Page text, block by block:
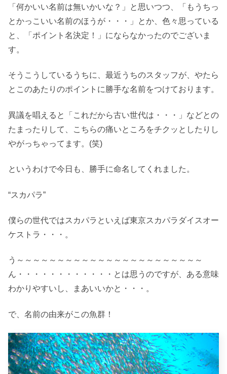
「何かいい名前は無いかいな？」と思いつつ、「もうちっ
とかっこいい名前のほうが・・・」とか、色々思っている
と、「ポイント名決定！」にならなかったのでございま
す。
そうこうしているうちに、最近うちのスタッフが、やたら
とこのあたりのポイントに勝手な名前をつけております。
異議を唱えると「これだから古い世代は・・・」などとの
たまったりして、こちらの痛いところをチクッとしたりし
やがっちゃってます。(笑)
というわけで今日も、勝手に命名してくれました。
“スカパラ”
僕らの世代ではスカパラといえば東京スカパラダイスオー
ケストラ・・・。
う～～～～～～～～～～～～～～～～～～～～～～～
ん・・・・・・・・・・・・とは思うのですが、ある意味
わかりやすいし、まあいいかと・・・。
で、名前の由来がこの魚群！